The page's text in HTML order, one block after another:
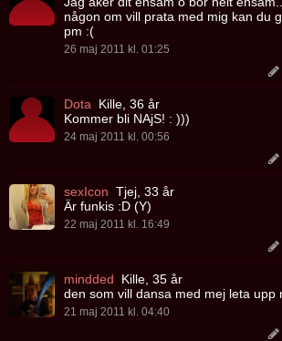
någon om vill prata med mig kan du
pm :(
26 maj 2011 kl. 01:25
Dota
Kille, 36 år
Kommer bli NAjS! : )))
24 maj 2011 kl. 00:56
sexIcon Tjej, 33 år
Är funkis :D (Y)
22 maj 2011 kl. 16:49
mindded
Kille, 35 år
den som vill dansa med mej leta upp
21 maj 2011 kl. 04:40